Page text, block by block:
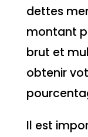
dettes
montant
brut et
obtenir
Il est